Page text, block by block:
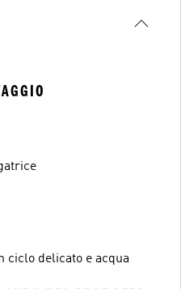
ciclo delicato e acqua